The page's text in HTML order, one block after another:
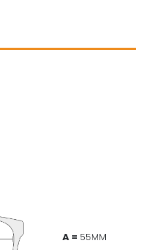
A = 55MM